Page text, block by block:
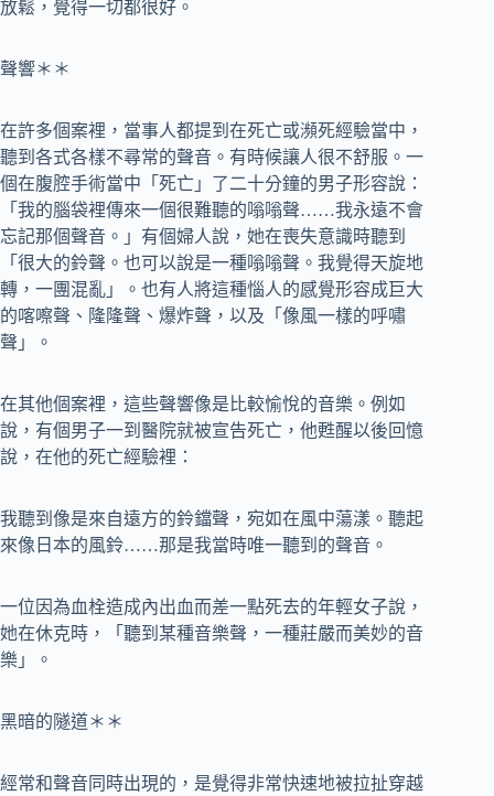
放鬆，覺得一切都很好。
聲響＊＊
在許多個案裡，當事人都提到在死亡或瀕死經驗當中，
聽到各式各樣不尋常的聲音。有時候讓人很不舒服。一
個在腹腔手術當中「死亡」了二十分鐘的男子形容說：
「我的腦袋裡傳來一個很難聽的嗡嗡聲……我永遠不會
忘記那個聲音。」有個婦人說，她在喪失意識時聽到
「很大的鈴聲。也可以說是一種嗡嗡聲。我覺得天旋地
轉，一團混亂」。也有人將這種惱人的感覺形容成巨大
的喀嚓聲、隆隆聲、爆炸聲，以及「像風一樣的呼嘯
聲」。
在其他個案裡，這些聲響像是比較愉悅的音樂。例如
說，有個男子一到醫院就被宣告死亡，他甦醒以後回憶
說，在他的死亡經驗裡：
我聽到像是來自遠方的鈴鐺聲，宛如在風中蕩漾。聽起
來像日本的風鈴……那是我當時唯一聽到的聲音。
一位因為血栓造成內出血而差一點死去的年輕女子說，
她在休克時，「聽到某種音樂聲，一種莊嚴而美妙的音
樂」。
黑暗的隧道＊＊
經常和聲音同時出現的，是覺得非常快速地被拉扯穿越